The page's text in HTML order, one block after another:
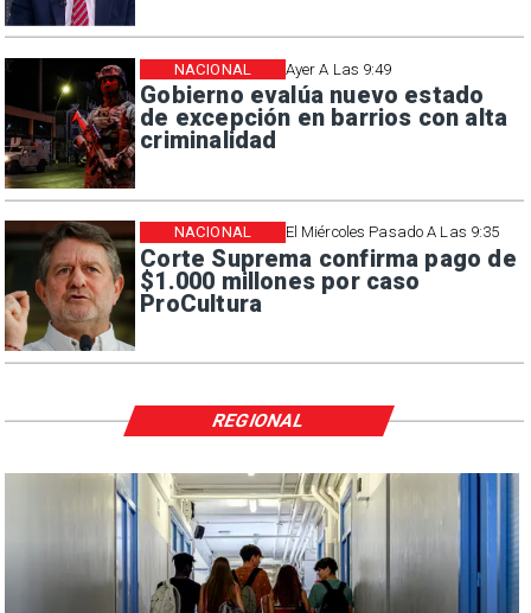
Ayer A Las 9:49
Gobierno evalúa nuevo estado
de excepción en barrios con alta
criminalidad
NACIONAL
El Miércoles Pasado A Las 9:35
Corte Suprema confirma pago de
$1.000 millones por caso
ProCultura
NACIONAL
REGIONAL